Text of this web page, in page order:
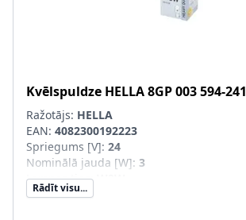
Kvēlspuldze HELLA8GP 003 594-241
Ražotājs: HELLA
EAN: 4082300192223
Spriegums [V]: 24
Nominālā jauda [W]: 3
Lampas tips:
Apgaismes ierīces tips
Rādīt visu...